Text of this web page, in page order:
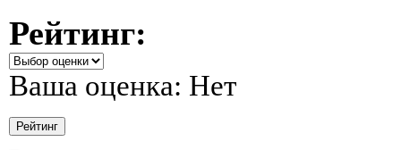
Рейтинг:
Ваша оценка: Нет